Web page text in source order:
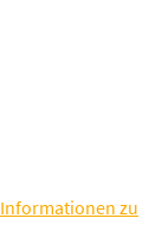
Informationen zu